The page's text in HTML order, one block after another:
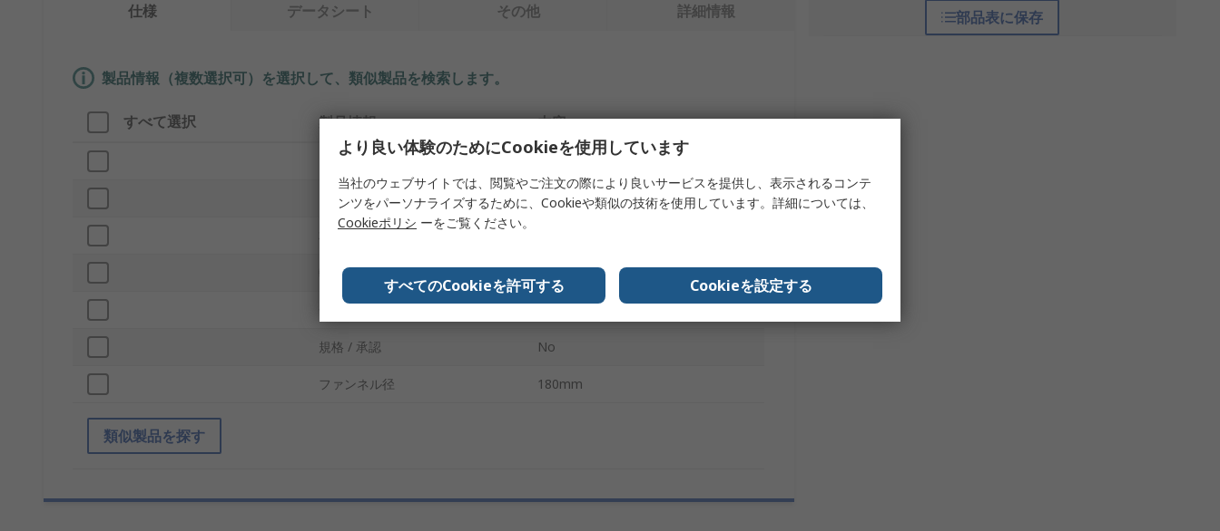
部品表に保存
仕様 データシート その他 詳細情報
製品情報（複数選択可）を選択して、類似製品を検索します。
すべて選択 製品情報 内容
ブランド RS PRO
プロダクトタイプ 産業用漏斗
軸直径 17mm
規格 / 承認 No
ファンネル径 180mm
類似製品を探す
より良い体験のためにCookieを使用しています
当社のウェブサイトでは、閲覧やご注文の際により良いサービスを提供し、表示されるコンテ
ンツをパーソナライズするために、Cookieや類似の技術を使用しています。詳細については、
Cookieポリシ ーをご覧ください。
すべてのCookieを許可する Cookieを設定する